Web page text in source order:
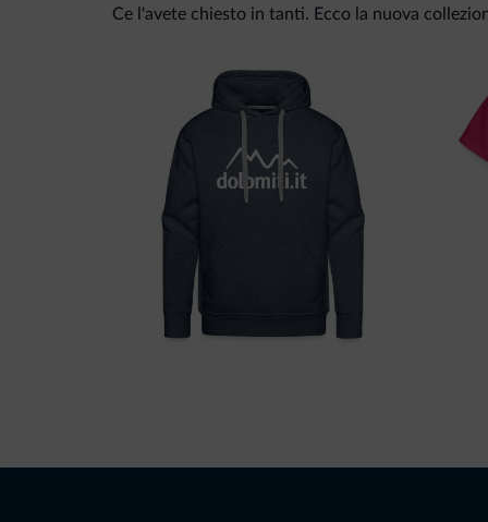
Ce l'avete chiesto in tanti. Ecco la nuova